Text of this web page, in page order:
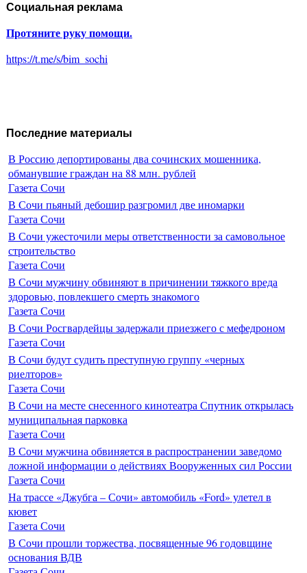
Социальная реклама
Протяните руку помощи.
https://t.me/s/bim_sochi
Последние материалы
В Россию депортированы два сочинских мошенника,
обманувшие граждан на 88 млн. рублей
Газета Сочи
В Сочи пьяный дебошир разгромил две иномарки
Газета Сочи
В Сочи ужесточили меры ответственности за самовольное
строительство
Газета Сочи
В Сочи мужчину обвиняют в причинении тяжкого вреда
здоровью, повлекшего смерть знакомого
Газета Сочи
В Сочи Росгвардейцы задержали приезжего с мефедроном
Газета Сочи
В Сочи будут судить преступную группу «черных
риелторов»
Газета Сочи
В Сочи на месте снесенного кинотеатра Спутник открылась
муниципальная парковка
Газета Сочи
В Сочи мужчина обвиняется в распространении заведомо
ложной информации о действиях Вооруженных сил России
Газета Сочи
На трассе «Джубга – Сочи» автомобиль «Ford» улетел в
кювет
Газета Сочи
В Сочи прошли торжества, посвященные 96 годовщине
основания ВДВ